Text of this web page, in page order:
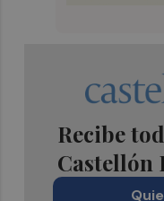
Recibe
Castellón